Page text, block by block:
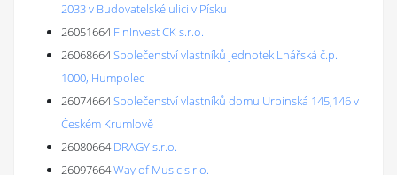
2033 v Budovatelské ulici v Písku
26051664 FinInvest CK s.r.o.
26068664Společenství vlastníků jednotek Lnářská č.p.
1000, Humpolec
26074664Společenství vlastníků domu Urbinská 145,146 v
Českém Krumlově
26080664 DRAGY s.r.o.
26097664Way of Music s.r.o.